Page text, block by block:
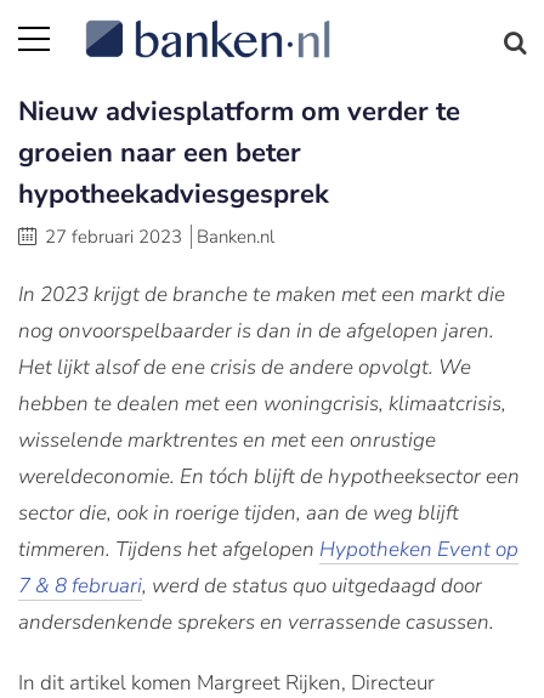
Nieuw adviesplatform om verder te
groeien naar een beter
hypotheekadviesgesprek
27 februari 2023 Banken.nl
In 2023 krijgt de branche te maken met een markt die
nog onvoorspelbaarder is dan in de afgelopen jaren.
Het lijkt alsof de ene crisis de andere opvolgt. We
hebben te dealen met een woningcrisis, klimaatcrisis,
wisselende marktrentes en met een onrustige
wereldeconomie. En tóch blijft de hypotheeksector een
sector die, ook in roerige tijden, aan de weg blijft
timmeren. Tijdens het afgelopen Hypotheken Event op
7 & 8 februari, werd de status quo uitgedaagd door
andersdenkende sprekers en verrassende casussen.
In dit artikel komen Margreet Rijken, Directeur